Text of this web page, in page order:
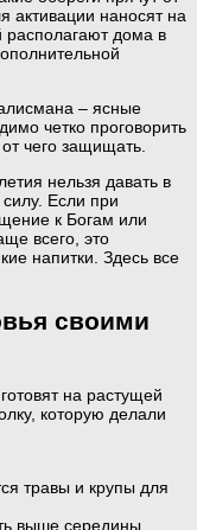
активации наносят на
располагают дома в
– ясные
четко проговорить
чего защищать.
нельзя давать в
Если при
к Богам или
всего, это
напитки. Здесь все
своими
на растущей
которую делали
травы и крупы для
выше середины,